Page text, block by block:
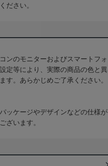
ださい。
ンのモニターおよびスマートフォ
定等により、実際の商品の色と異
す。あらかじめご了承ください。
ッケージやデザインなどの仕様が
ざいます。